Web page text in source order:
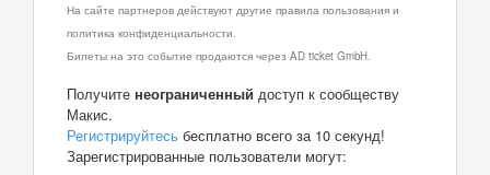
На сайте партнеров действуют другие правила пользования и
политика конфиденциальности.
Билеты на это событие продаются через AD ticket GmbH.
Получите неограниченный доступ к сообществу
Макис.
Регистрируйтесь бесплатно всего за 10 секунд!
Зарегистрированные пользователи могут: